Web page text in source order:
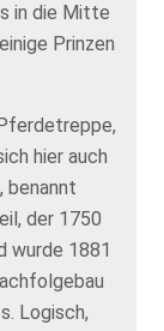
in die Mitte
Prinzen
hier auch
benannt
der 1750
wurde 1881
Logisch,